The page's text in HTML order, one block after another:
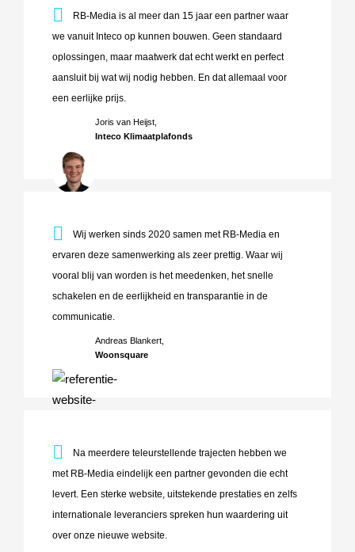
Joris van Heijst,
Inteco Klimaatplafonds
RB-Media is al meer dan 15 jaar een partner waar
we vanuit Inteco op kunnen bouwen. Geen standaard
oplossingen, maar maatwerk dat echt werkt en perfect
aansluit bij wat wij nodig hebben. En dat allemaal voor
een eerlijke prijs.
RB-Media is al meer dan 15 jaar een partner waar we
Andreas Blankert,
Woonsquare
Wij werken sinds 2020 samen met RB-Media en
ervaren deze samenwerking als zeer prettig. Waar wij
vooral blij van worden is het meedenken, het snelle
schakelen en de eerlijkheid en transparantie in de
communicatie.
Wij werken sinds 2020 samen met RB-Media en ervaren
Na meerdere teleurstellende trajecten hebben we
met RB-Media eindelijk een partner gevonden die echt
levert. Een sterke website, uitstekende prestaties en zelfs
internationale leveranciers spreken hun waardering uit
over onze nieuwe website.
Na meerdere teleurstellende trajecten hebben we met